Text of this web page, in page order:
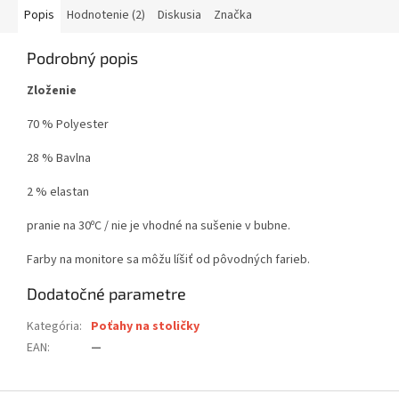
Popis Hodnotenie (2) Diskusia Značka
Podrobný popis
Zloženie
70 % Polyester
28 % Bavlna
2 % elastan
pranie na 30ºC / nie je vhodné na sušenie v bubne.
Farby na monitore sa môžu líšiť od pôvodných farieb.
Dodatočné parametre
Kategória: Poťahy na stoličky
EAN: —